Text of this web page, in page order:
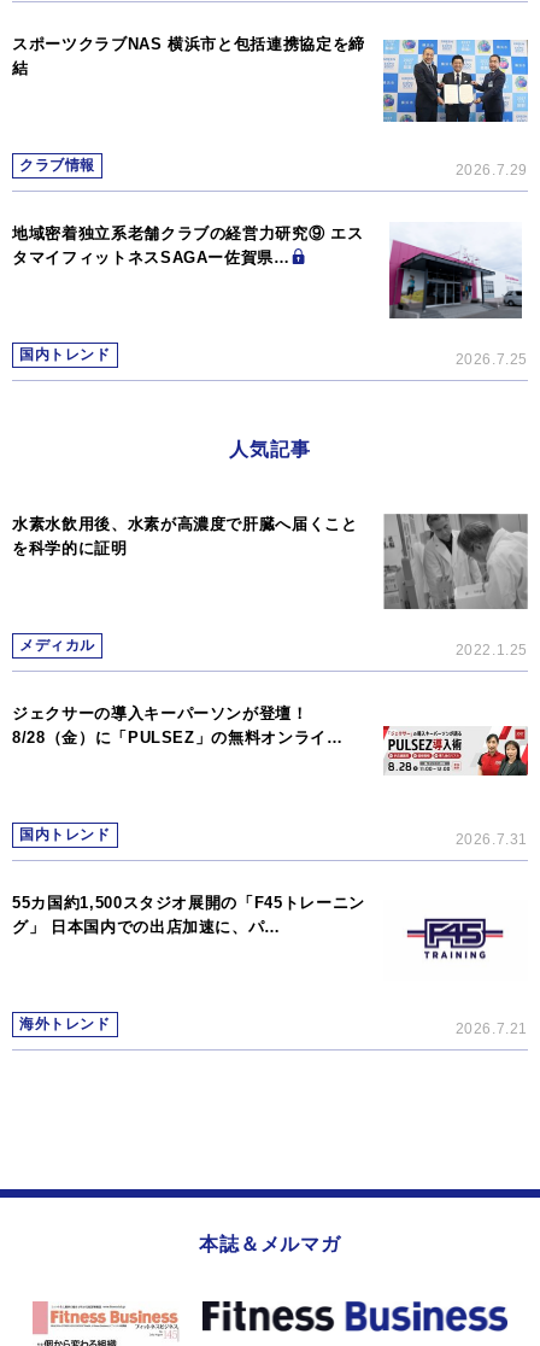
スポーツクラブNAS 横浜市と包括連携協定を締
結
クラブ情報 2026.7.29
地域密着独立系老舗クラブの経営力研究⑨ エス
タマイフィットネスSAGAー佐賀県…
国内トレンド 2026.7.25
人気記事
水素水飲用後、水素が高濃度で肝臓へ届くこと
を科学的に証明
メディカル 2022.1.25
ジェクサーの導入キーパーソンが登壇！
8/28（金）に「PULSEZ」の無料オンライ…
国内トレンド 2026.7.31
55カ国約1,500スタジオ展開の「F45トレーニン
グ」 日本国内での出店加速に、パ…
海外トレンド 2026.7.21
本誌＆メルマガ